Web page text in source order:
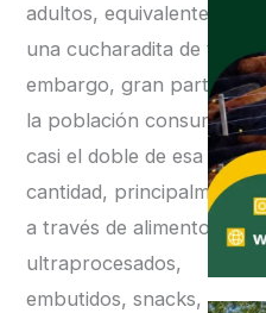
adultos, equivalente a
una cucharadita de té. Sin
embargo, gran parte de
la población consume
casi el doble de esa
cantidad, principalmente
a través de alimentos
ultraprocesados,
embutidos, snacks,